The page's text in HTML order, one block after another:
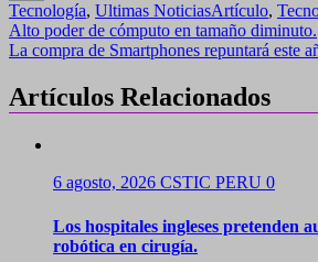
Link
Print
Tecnología, Ultimas NoticiasArtículo,
Navegación
de
entradas
Alto poder de cómputo en tamaño diminuto.
La compra de Smartphones repuntará este
Artículos Relacionados
6 agosto, 2026 CSTIC PERU 0
Los hospitales ingleses pretenden
robótica en cirugía.